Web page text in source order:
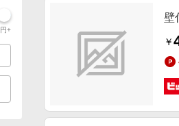
円+
壁
￥